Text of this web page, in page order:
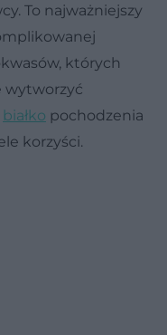
To najważniejszy
których
wytworzyć
białko pochodzenia
korzyści.